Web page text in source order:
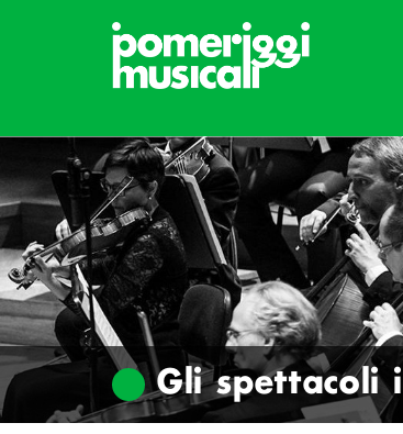
Gli spettacoli